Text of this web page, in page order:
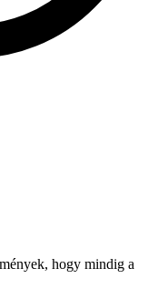
hogy mindig a